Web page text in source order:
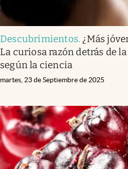
Descubrimientos. ¿Más
La curiosa razón detrás de
según la ciencia
martes, 23 de Septiembre de 2025